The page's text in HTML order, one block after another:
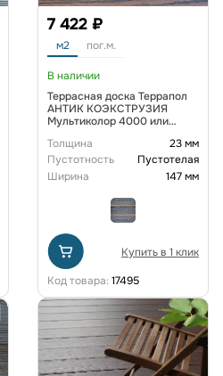
7 422 ₽
м2 пог.м.
В наличии
Террасная доска Террапол
АНТИК КОЭКСТРУЗИЯ
Мультиколор 4000 или
Барселона
Толщина
23 мм
Пустотность
Пустотелая
Ширина
147 мм
Купить в 1 клик
Код товара: 17495